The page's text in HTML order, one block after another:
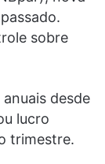
sobre
desde
lucro
trimestre.